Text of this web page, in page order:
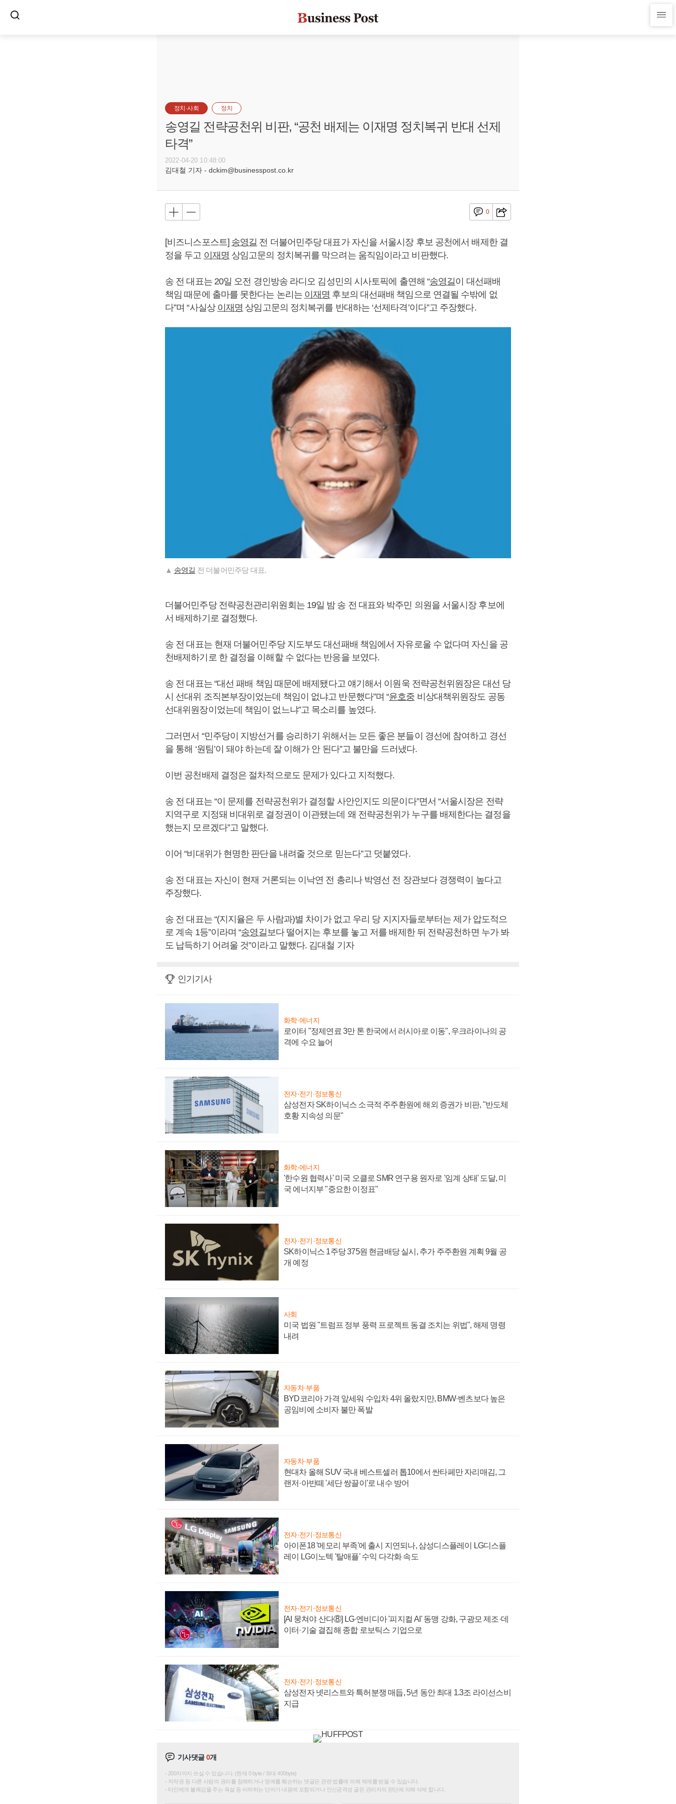
정치·사회 정치
송영길 전략공천위 비판, “공천 배제는 이재명 정치복귀 반대 선제
타격”
2022-04-20 10:48:00
김대철 기자 - dckim@businesspost.co.kr
0
[비즈니스포스트] 송영길 전 더불어민주당 대표가 자신을 서울시장 후보 공천에서 배제한 결
정을 두고 이재명 상임고문의 정치복귀를 막으려는 움직임이라고 비판했다.
송 전 대표는 20일 오전 경인방송 라디오 김성민의 시사토픽에 출연해 “송영길이 대선패배
책임 때문에 출마를 못한다는 논리는 이재명 후보의 대선패배 책임으로 연결될 수밖에 없
다”며 “사실상 이재명 상임고문의 정치복귀를 반대하는 ‘선제타격’이다”고 주장했다.
▲ 송영길 전 더불어민주당 대표.
더불어민주당 전략공천관리위원회는 19일 밤 송 전 대표와 박주민 의원을 서울시장 후보에
서 배제하기로 결정했다.
송 전 대표는 현재 더불어민주당 지도부도 대선패배 책임에서 자유로울 수 없다며 자신을 공
천배제하기로 한 결정을 이해할 수 없다는 반응을 보였다.
송 전 대표는 “대선 패배 책임 때문에 배제됐다고 얘기해서 이원욱 전략공천위원장은 대선 당
시 선대위 조직본부장이었는데 책임이 없냐고 반문했다”며 “윤호중 비상대책위원장도 공동
선대위원장이었는데 책임이 없느냐”고 목소리를 높였다.
그러면서 “민주당이 지방선거를 승리하기 위해서는 모든 좋은 분들이 경선에 참여하고 경선
을 통해 ‘원팀’이 돼야 하는데 잘 이해가 안 된다”고 불만을 드러냈다.
이번 공천배제 결정은 절차적으로도 문제가 있다고 지적했다.
송 전 대표는 “이 문제를 전략공천위가 결정할 사안인지도 의문이다”면서 “서울시장은 전략
지역구로 지정돼 비대위로 결정권이 이관됐는데 왜 전략공천위가 누구를 배제한다는 결정을
했는지 모르겠다”고 말했다.
이어 “비대위가 현명한 판단을 내려줄 것으로 믿는다”고 덧붙였다.
송 전 대표는 자신이 현재 거론되는 이낙연 전 총리나 박영선 전 장관보다 경쟁력이 높다고
주장했다.
송 전 대표는 “(지지율은 두 사람과)별 차이가 없고 우리 당 지지자들로부터는 제가 압도적으
로 계속 1등”이라며 “송영길 보다 떨어지는 후보를 놓고 저를 배제한 뒤 전략공천하면 누가 봐
도 납득하기 어려울 것”이라고 말했다. 김대철 기자
인기기사
화학·에너지
로이터 "정제연료 3만 톤 한국에서 러시아로 이동", 우크라이나의 공
격에 수요 늘어
전자·전기·정보통신
삼성전자 SK하이닉스 소극적 주주환원에 해외 증권가 비판, "반도체
호황 지속성 의문"
화학·에너지
'한수원 협력사' 미국 오클로 SMR 연구용 원자로 '임계 상태' 도달, 미
국 에너지부 "중요한 이정표"
전자·전기·정보통신
SK하이닉스 1주당 375원 현금배당 실시, 추가 주주환원 계획 9월 공
개 예정
사회
미국 법원 "트럼프 정부 풍력 프로젝트 동결 조치는 위법", 해제 명령
내려
자동차·부품
BYD코리아 가격 앞세워 수입차 4위 올랐지만, BMW·벤츠보다 높은
공임비에 소비자 불만 폭발
자동차·부품
현대차 올해 SUV 국내 베스트셀러 톱10에서 싼타페만 자리매김, 그
랜저·아반떼 '세단 쌍끌이'로 내수 방어
전자·전기·정보통신
아이폰18 '메모리 부족'에 출시 지연되나, 삼성디스플레이 LG디스플
레이 LG이노텍 '탈애플' 수익 다각화 속도
전자·전기·정보통신
[AI 뭉쳐야 산다⑧] LG·엔비디아 '피지컬 AI' 동맹 강화, 구광모 제조·데
이터·기술 결집해 종합 로보틱스 기업으로
전자·전기·정보통신
삼성전자 넷리스트와 특허분쟁 매듭, 5년 동안 최대 1.3조 라이선스비
지급
기사댓글0개
200자까지 쓰실 수 있습니다. (현재 0 byte / 최대 400byte)
저작권 등 다른 사람의 권리를 침해하거나 명예를 훼손하는 댓글은 관련 법률에 의해 제재를 받을 수 있습니다.
타인에게 불쾌감을 주는 욕설 등 비하하는 단어가 내용에 포함되거나 인신공격성 글은 관리자의 판단에 의해 삭제 합니다.